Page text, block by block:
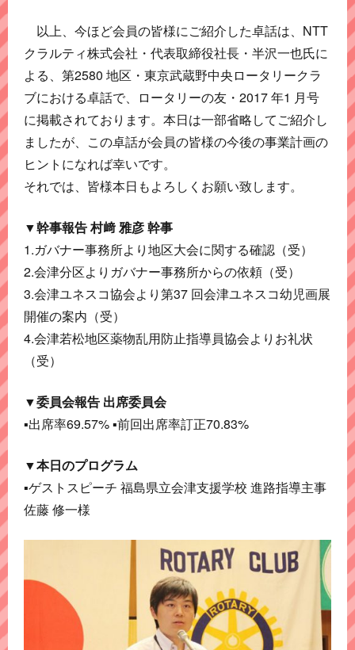
以上、今ほど会員の皆様にご紹介した卓話は、NTT
クラルティ株式会社・代表取締役社長・半沢一也氏に
よる、第2580 地区・東京武蔵野中央ロータリークラ
ブにおける卓話で、ロータリーの友・2017 年1 月号
に掲載されております。本日は一部省略してご紹介し
ましたが、この卓話が会員の皆様の今後の事業計画の
ヒントになれば幸いです。
それでは、皆様本日もよろしくお願い致します。
▼幹事報告 村﨑 雅彦 幹事
1.ガバナー事務所より地区大会に関する確認（受）
2.会津分区よりガバナー事務所からの依頼（受）
3.会津ユネスコ協会より第37 回会津ユネスコ幼児画展
開催の案内（受）
4.会津若松地区薬物乱用防止指導員協会よりお礼状
（受）
▼委員会報告 出席委員会
▪出席率69.57% ▪前回出席率訂正70.83%
▼本日のプログラム
▪ゲストスピーチ 福島県立会津支援学校 進路指導主事
佐藤 修一様